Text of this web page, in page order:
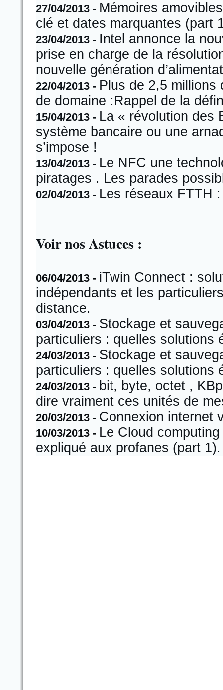
27/04/2013 - Mémoires
clé et dates marquantes (part
23/04/2013 - Intel annonce la
prise en charge de la
nouvelle génération
22/04/2013 - Plus de 2,5 millions
de domaine :Rappel de la
15/04/2013 - La « révolution des
système bancaire ou une
s’impose !
13/04/2013 - Le NFC une
piratages . Les parades
02/04/2013 - Les réseaux FTTH
Voir nos Astuces :
06/04/2013 - iTwin Connect :
indépendants et les
distance.
03/04/2013 - Stockage et
particuliers : quelles solutions
24/03/2013 - Stockage et
particuliers : quelles solutions
24/03/2013 - bit, byte, octet ,
dire vraiment ces unités de
20/03/2013 - Connexion internet
10/03/2013 - Le Cloud
expliqué aux profanes (part 1).